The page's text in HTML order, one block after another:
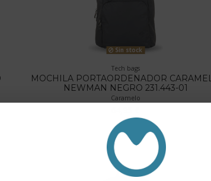
Sin stock
Tech bags
MOCHILA PORTAORDENADOR
NEWMAN NEGRO 231.443-01
Caramelo